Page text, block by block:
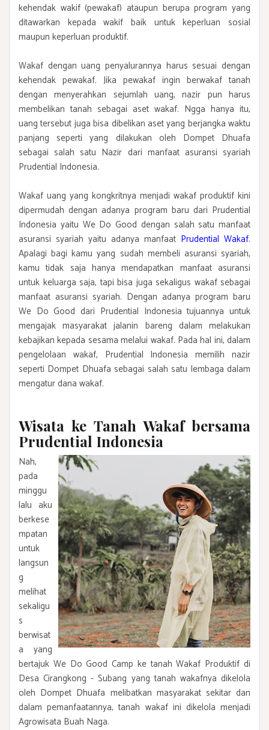
kehendak wakif (pewakaf) ataupun berupa program yang
ditawarkan kepada wakif baik untuk keperluan sosial
maupun keperluan produktif.
Wakaf dengan uang penyalurannya harus sesuai dengan
kehendak pewakaf. Jika pewakaf ingin berwakaf tanah
dengan menyerahkan sejumlah uang, nazir pun harus
membelikan tanah sebagai aset wakaf. Ngga hanya itu,
uang tersebut juga bisa dibelikan aset yang berjangka waktu
panjang seperti yang dilakukan oleh Dompet Dhuafa
sebagai salah satu Nazir dari manfaat asuransi syariah
Prudential Indonesia.
Wakaf uang yang kongkritnya menjadi wakaf produktif kini
dipermudah dengan adanya program baru dari Prudential
Indonesia yaitu We Do Good dengan salah satu manfaat
asuransi syariah yaitu adanya manfaat Prudential Wakaf.
Apalagi bagi kamu yang sudah membeli asuransi syariah,
kamu tidak saja hanya mendapatkan manfaat asuransi
untuk keluarga saja, tapi bisa juga sekaligus wakaf sebagai
manfaat asuransi syariah. Dengan adanya program baru
We Do Good dari Prudential Indonesia tujuannya untuk
mengajak masyarakat jalanin bareng dalam melakukan
kebajikan kepada sesama melalui wakaf. Pada hal ini, dalam
pengelolaan wakaf, Prudential Indonesia memilih nazir
seperti Dompet Dhuafa sebagai salah satu lembaga dalam
mengatur dana wakaf.
Wisata ke Tanah Wakaf bersama
Prudential Indonesia
Nah,
pada
minggu
lalu aku
berkese
mpatan
untuk
langsun
g
melihat
sekaligu
s
berwisat
a yang
bertajuk We Do Good Camp ke tanah Wakaf Produktif di
Desa Cirangkong - Subang yang tanah wakafnya dikelola
oleh Dompet Dhuafa melibatkan masyarakat sekitar dan
dalam pemanfaatannya, tanah wakaf ini dikelola menjadi
Agrowisata Buah Naga.